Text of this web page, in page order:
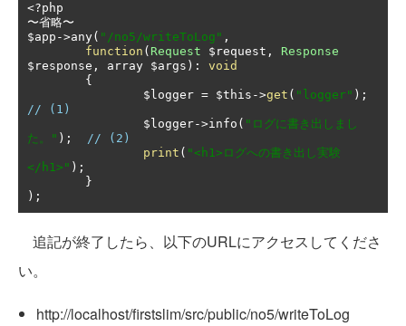
<?
〜省略〜
$app ->any( "/no5/writeToLog" ,
function ( Request $request ,
Response
$response , array $args ):
void
{
		$logger
= $this ->get ( "logger" );
// (1)
		$logger
->info ( "ログに書き出しまし
た。" );
// (2)
print ( "<h1>ログへの書き出し実験
</h1>" );
}
);
追記が終了したら、以下のURLにアクセスしてくださ
い。
http://localhost/firstslim/src/public/no5/writeToLog